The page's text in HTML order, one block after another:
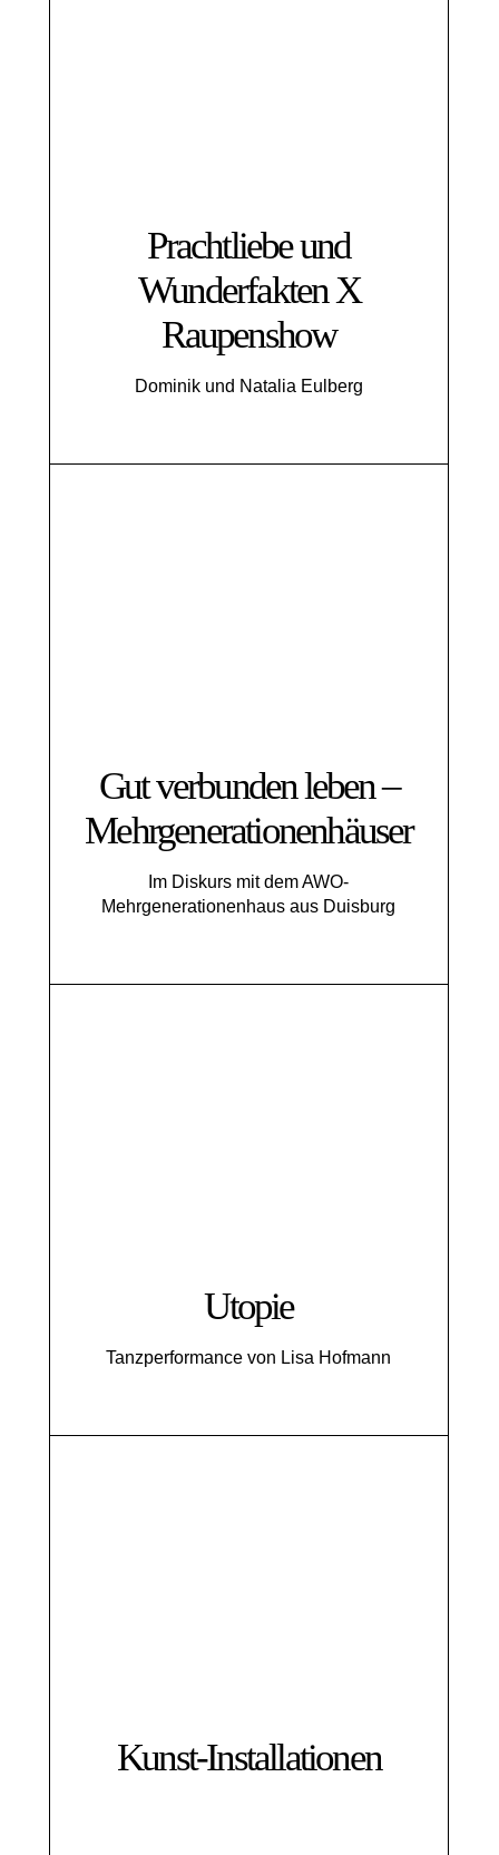
Prachtliebe und
Wunderfakten X
Raupenshow
Dominik und Natalia Eulberg
Gut verbunden leben –
Mehrgenerationenhäuser
Im Diskurs mit dem AWO-
Mehrgenerationenhaus aus Duisburg
Utopie
Tanzperformance von Lisa Hofmann
Kunst-Installationen